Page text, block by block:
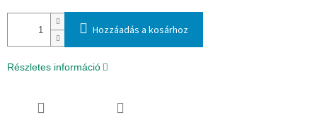
Hozzáadás a kosárhoz
Részletes információ